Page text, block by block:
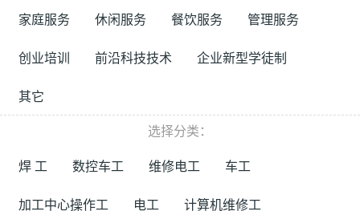
家庭服务 休闲服务 餐饮服务 管理服务
创业培训 前沿科技技术 企业新型学徒制
其它
选择分类：
焊 工
数控车工 维修电工 车工
加工中心操作工 电工 计算机维修工